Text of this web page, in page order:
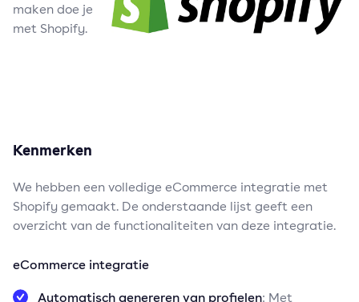
Over ons
maken doe je
met Shopify.
Kenmerken
We hebben een volledige eCommerce integratie met
Shopify gemaakt. De onderstaande lijst geeft een
overzicht van de functionaliteiten van deze integratie.
eCommerce integratie
Automatisch genereren van profielen: Met